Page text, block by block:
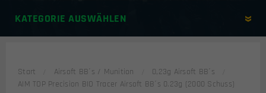
KATEGORIE AUSWÄHLEN
Start Airsoft BB´s / Munition
0,23g Airsoft BB´s
AIM TOP Precision BIO Tracer Airsoft BB´s 0.23g (2000 Schuss)